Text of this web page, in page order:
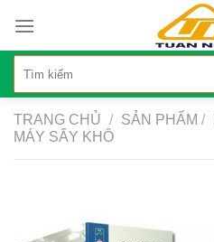
content
TRANG CHỦ / SẢN PHẨM /
MÁY SẤY KHÔ